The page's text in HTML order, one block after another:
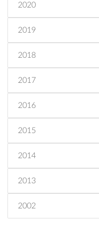
2020
2019
2018
2017
2016
2015
2014
2013
2002